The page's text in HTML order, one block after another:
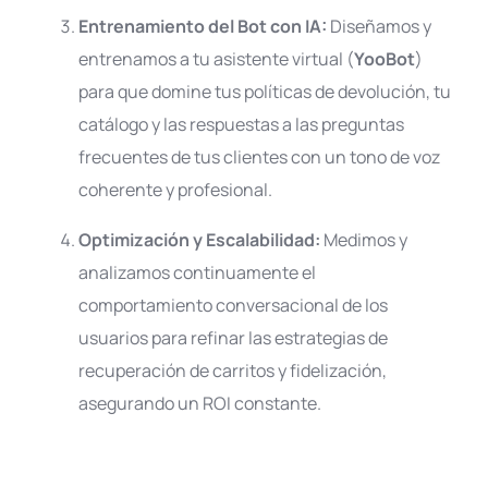
Entrenamiento del Bot con IA: Diseñamos y
entrenamos a tu asistente virtual (YooBot)
para que domine tus políticas de devolución, tu
catálogo y las respuestas a las preguntas
frecuentes de tus clientes con un tono de voz
coherente y profesional.
Optimización y Escalabilidad: Medimos y
analizamos continuamente el
comportamiento conversacional de los
usuarios para refinar las estrategias de
recuperación de carritos y fidelización,
asegurando un ROI constante.